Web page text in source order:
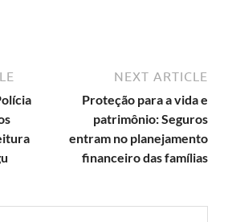
NEXT ARTICLE
Proteção para a vida e
patrimônio: Seguros
entram no planejamento
financeiro das famílias